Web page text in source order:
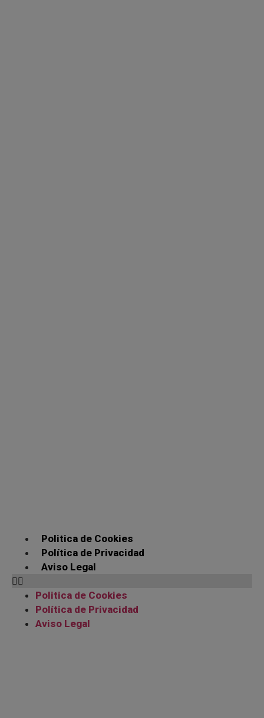
Politica de Cookies
Política de Privacidad
Aviso Legal
Politica de Cookies
Política de Privacidad
Aviso Legal